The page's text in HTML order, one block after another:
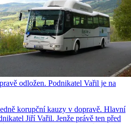
odložen. Podnikatel Vařil je na
korupční kauzy v dopravě. Hlavní
Jiří Vařil. Jenže právě ten před